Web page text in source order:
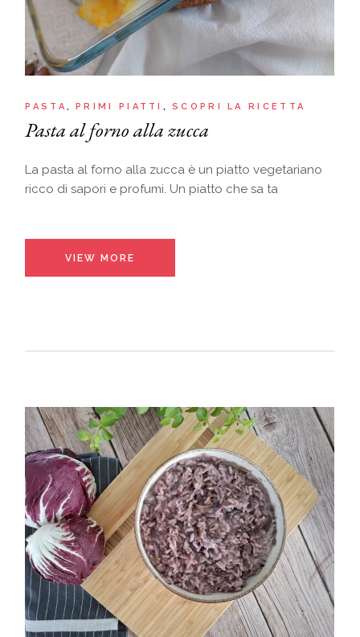
PASTA PRIMI PIATTI SCOPRI LA RICETTA
Pasta al forno alla zucca
La pasta al forno alla zucca è un piatto vegetariano
ricco di sapori e profumi. Un piatto che sa ta
VIEW MORE